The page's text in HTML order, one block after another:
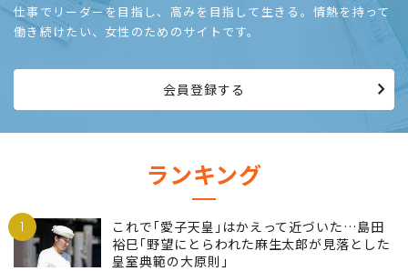
仕事でリーダーを目指し、高みを目指して生きる。情熱を持って
働き続けたい、女性のためのサイトです。
会員登録する
ランキング
1
これで｢愛子天皇｣はかえって近づいた…島田
裕巳｢野望にとらわれた麻生太郎が見落とした
皇室典範の大原則｣